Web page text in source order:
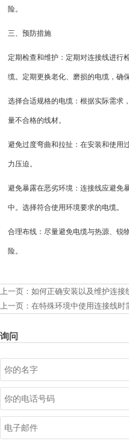
险。
三、预防措施
定期检查和维护：定期对连接线进行
缆。定期更换老化、磨损的电缆，确
选择合适规格的电缆：根据实际需求
量不合格的线材。
避免过度弯曲和拉扯：在安装和使用
力压迫。
避免暴露在恶劣环境：连接线应避免
中。选择符合使用环境要求的电缆。
合理布线：尽量避免电缆与热源、锐
险。
上一页： 如何正确安装以及维护连接
上一页： 在特殊环境中使用连接线时
询问